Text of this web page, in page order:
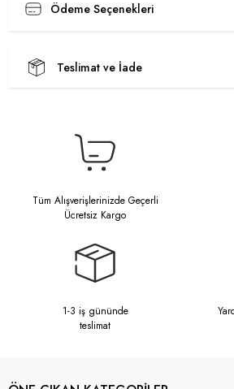
Ödeme Seçenekleri
Teslimat ve İade
Tüm Alışverişlerinizde Geçerli
Ücretsiz Kargo
1-3 iş gününde
teslimat